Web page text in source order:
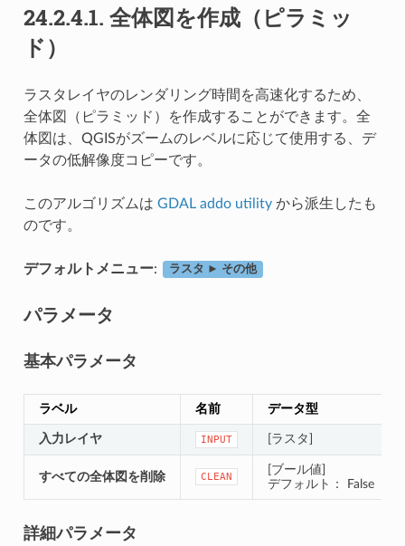
24.2.4.1. 全体図を作成（ピラミッ
ド）
ラスタレイヤのレンダリング時間を高速化するため、
全体図（ピラミッド）を作成することができます。全
体図は、QGISがズームのレベルに応じて使用する、デ
ータの低解像度コピーです。
このアルゴリズムは GDAL addo utilityから派生したも
のです。
デフォルトメニュー: ラスタ ► その他
パラメータ
基本パラメータ
ラベル 名前 データ型
入力レイヤ INPUT [ラスタ]
すべての全体図を削除 CLEAN
[ブール値]
デフォルト： False
詳細パラメータ